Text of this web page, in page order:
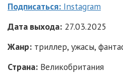
Подписаться: Instagram
Дата выхода: 27.03.2025
Жанр: триллер, ужасы,
Страна: Великобритания